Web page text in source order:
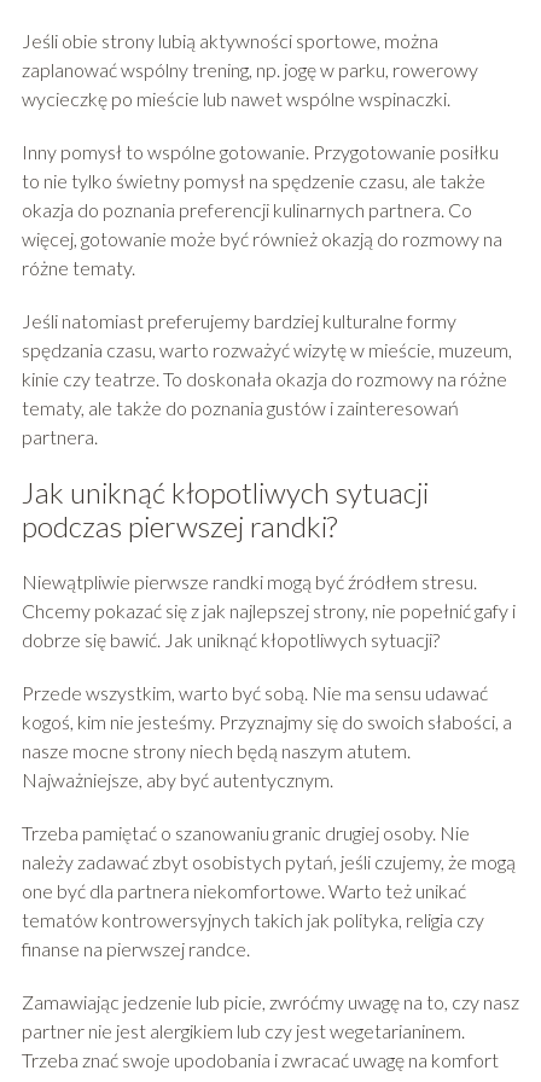
Jeśli obie strony lubią aktywności sportowe, można
zaplanować wspólny trening, np. jogę w parku, rowerowy
wycieczkę po mieście lub nawet wspólne wspinaczki.
Inny pomysł to wspólne gotowanie. Przygotowanie posiłku
to nie tylko świetny pomysł na spędzenie czasu, ale także
okazja do poznania preferencji kulinarnych partnera. Co
więcej, gotowanie może być również okazją do rozmowy na
różne tematy.
Jeśli natomiast preferujemy bardziej kulturalne formy
spędzania czasu, warto rozważyć wizytę w mieście, muzeum,
kinie czy teatrze. To doskonała okazja do rozmowy na różne
tematy, ale także do poznania gustów i zainteresowań
partnera.
Jak uniknąć kłopotliwych sytuacji
podczas pierwszej randki?
Niewątpliwie pierwsze randki mogą być źródłem stresu.
Chcemy pokazać się z jak najlepszej strony, nie popełnić gafy i
dobrze się bawić. Jak uniknąć kłopotliwych sytuacji?
Przede wszystkim, warto być sobą. Nie ma sensu udawać
kogoś, kim nie jesteśmy. Przyznajmy się do swoich słabości, a
nasze mocne strony niech będą naszym atutem.
Najważniejsze, aby być autentycznym.
Trzeba pamiętać o szanowaniu granic drugiej osoby. Nie
należy zadawać zbyt osobistych pytań, jeśli czujemy, że mogą
one być dla partnera niekomfortowe. Warto też unikać
tematów kontrowersyjnych takich jak polityka, religia czy
finanse na pierwszej randce.
Zamawiając jedzenie lub picie, zwróćmy uwagę na to, czy nasz
partner nie jest alergikiem lub czy jest wegetarianinem.
Trzeba znać swoje upodobania i zwracać uwagę na komfort